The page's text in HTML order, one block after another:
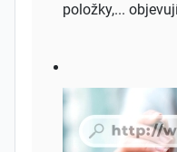
položky,...